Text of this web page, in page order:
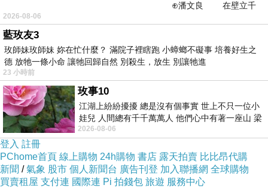
⊕潘文良 在壁立千
仞的懸崖上，有一座遮天蔽
2026-08-06
藍玫友3
玫師妹玫師妹 妳在忙什麼？ 滿院子裡瞎跑 小蟑螂不礙事 培養好生之
德 放牠一條小命 讓牠回歸自然 別殺生，放生 別讓牠進
23 小時前
玫事10
江湖上紛紛擾擾 總是沒有個事實 世上不只一位小
娃兒 人間總有千千萬萬人 他們心中有著一座山 梁
山佛山泰華衡恆嵩 一山之高
2026-08-06
登入 註冊
PChome首頁 線上購物 24h購物 書店 露天拍賣 比比昂代購
新聞 /氣象 股市 個人新聞台 廣告刊登 加入聯播網 全球購物
買賣租屋 支付連 國際連 Pi 拍錢包 旅遊 服務中心